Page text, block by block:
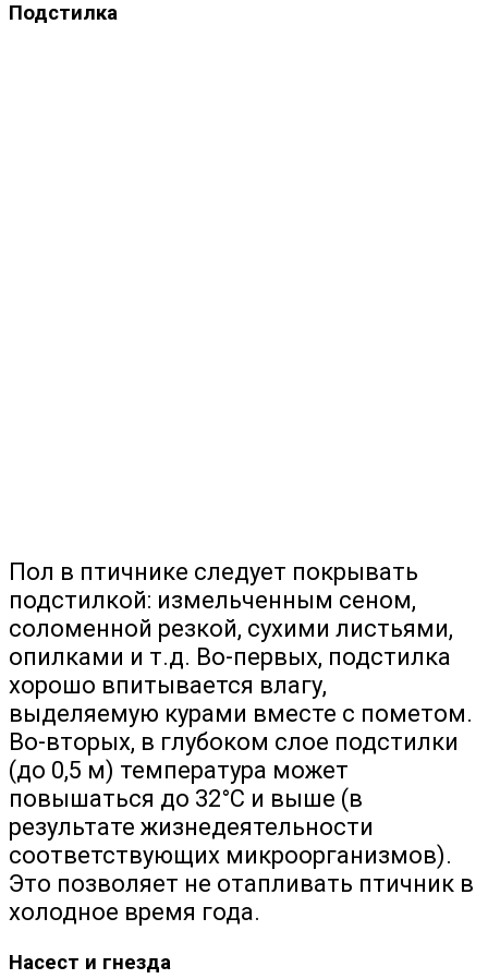
Подстилка
Пол в птичнике следует покрывать
подстилкой: измельченным сеном,
соломенной резкой, сухими листьями,
опилками и т.д. Во-первых, подстилка
хорошо впитывается влагу,
выделяемую курами вместе с пометом.
Во-вторых, в глубоком слое подстилки
(до 0,5 м) температура может
повышаться до 32°С и выше (в
результате жизнедеятельности
соответствующих микроорганизмов).
Это позволяет не отапливать птичник в
холодное время года.
Насест и гнезда